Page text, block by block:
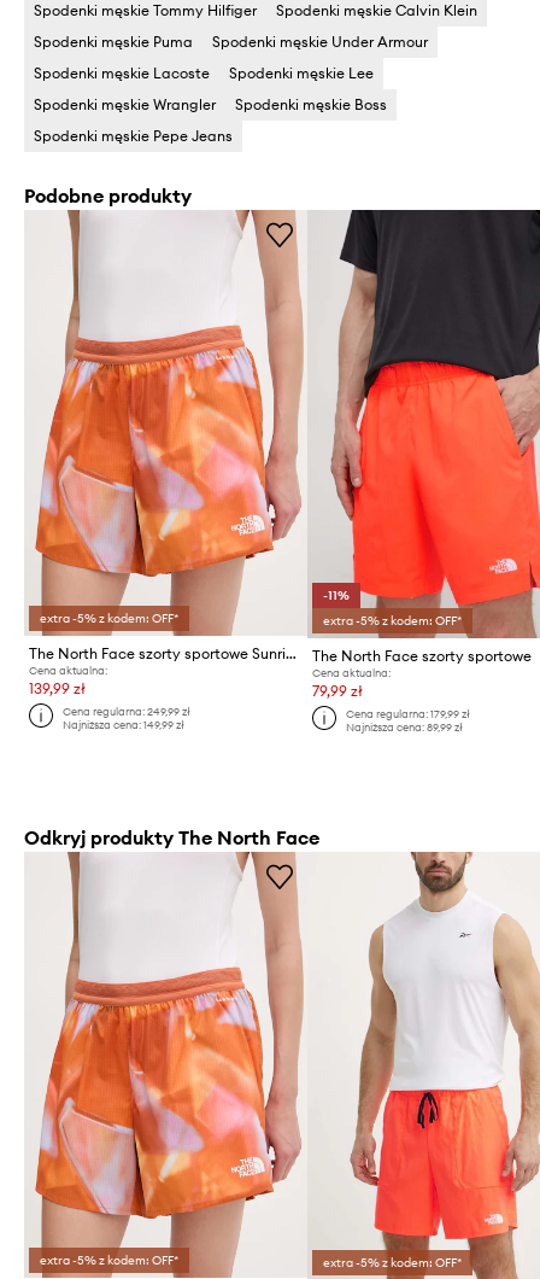
Spodenki męskie Tommy Hilfiger
Spodenki męskie Calvin Klein
Spodenki męskie Puma
Spodenki męskie Under Armour
Spodenki męskie Lacoste
Spodenki męskie Lee
Spodenki męskie Wrangler
Spodenki męskie Boss
Spodenki męskie Pepe Jeans
Podobne produkty
extra -5% z kodem: OFF*
The North Face szorty sportowe Sunriser 7in
Cena aktualna:
139,99 zł
Cena regularna:249,99 zł
Najniższa cena:149,99 zł
-11%
extra -5% z kodem: OFF*
The North Face szorty sportowe
Cena aktualna:
79,99 zł
Cena regularna: 179,99 zł
Najniższa cena: 89,99 zł
Odkryj produkty The North Face
extra -5% z kodem: OFF* extra -5% z kodem: OFF*